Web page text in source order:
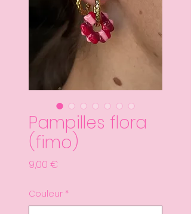
Pampilles flora
(fimo)
9,00 €
Couleur *